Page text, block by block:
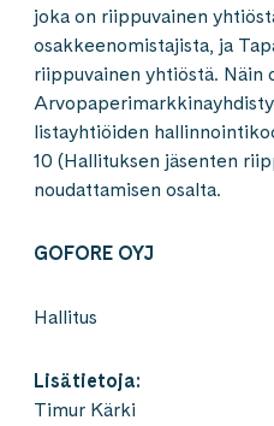
joka on riippuvainen
osakkeenomistajista, ja
riippuvainen yhtiöstä. Näin
listayhtiöiden
10 (Hallituksen jäsenten
noudattamisen osalta.
GOFORE OYJ
Hallitus
Lisätietoja:
Timur Kärki